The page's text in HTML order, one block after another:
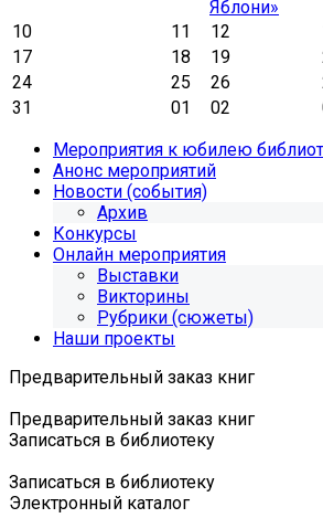
Яблони»
10 11 12
17
18 19
24
25 26
31
01 02
Мероприятия к юбилею
Анонс мероприятий
Новости (события)
Архив
Конкурсы
Онлайн мероприятия
Выставки
Викторины
Рубрики (сюжеты)
Наши проекты
Предварительный заказ книг
Предварительный заказ книг
Записаться в библиотеку
Записаться в библиотеку
Электронный каталог